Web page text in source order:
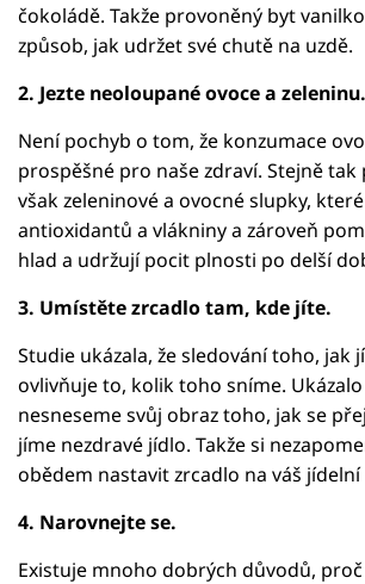
čokoládě. Takže provoněný byt
způsob, jak udržet své chutě na uzdě.
2. Jezte neoloupané ovoce a zeleninu.
Není pochyb o tom, že konzumace
prospěšné pro naše zdraví. Stejně
však zeleninové a ovocné slupky,
antioxidantů a vlákniny a zároveň
hlad a udržují pocit plnosti po delší
3. Umístěte zrcadlo tam, kde jíte.
Studie ukázala, že sledování toho, jak
ovlivňuje to, kolik toho sníme.
nesneseme svůj obraz toho, jak se
jíme nezdravé jídlo. Takže si
obědem nastavit zrcadlo na váš jídelní
4. Narovnejte se.
Existuje mnoho dobrých důvodů,